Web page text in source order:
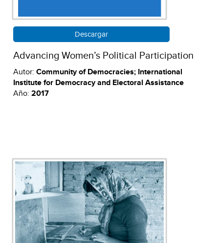
Descargar
Advancing Women’s Political Participation
Autor: Community of Democracies; International
Institute for Democracy and Electoral Assistance
Año: 2017